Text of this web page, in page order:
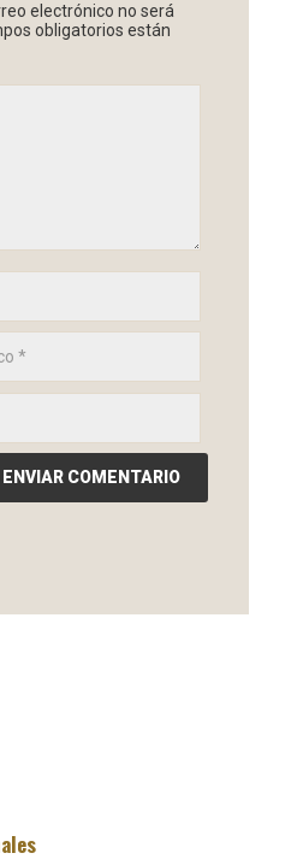
electrónico no será
obligatorios están